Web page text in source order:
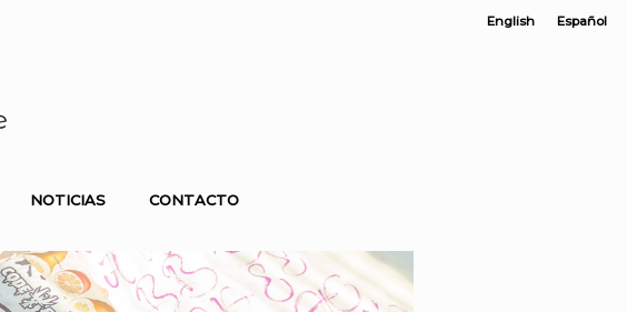
English Español
NOTICIAS CONTACTO